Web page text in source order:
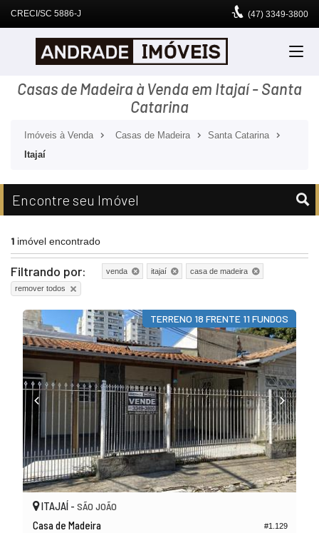
CRECI/SC 5886-J (47) 3349-3800
Casas de Madeira à Venda em Itajaí - Santa
Catarina
Imóveis à Venda Casas de Madeira
Santa Catarina
Itajaí
Encontre seu Imóvel
1 imóvel encontrado
Filtrando por: venda itajaí
casa de madeira
remover todos
TERRENO 18 FRENTE 11 FUNDOS
#1.129
ITAJAÍ - SÃO JOÃO
Casa de Madeira